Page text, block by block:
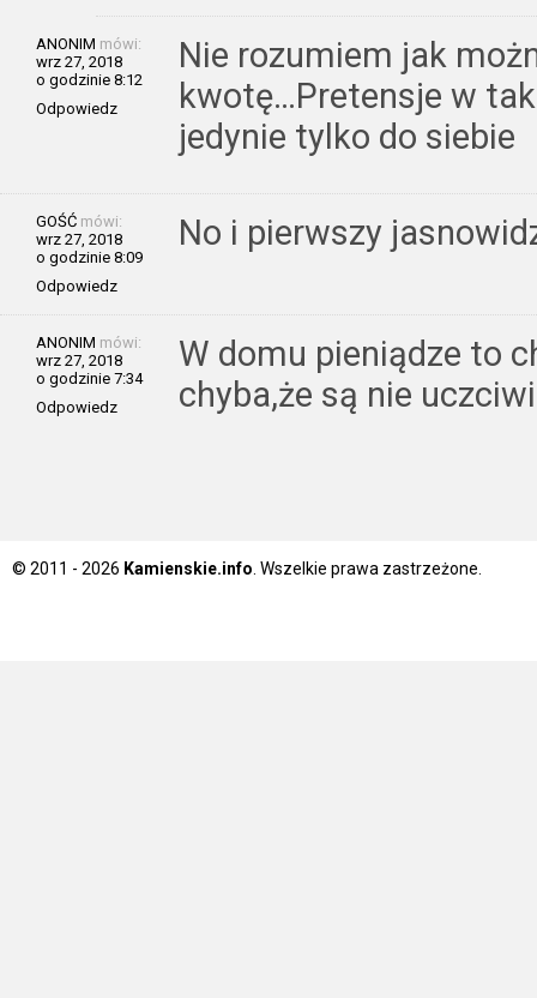
ANONIM mówi:
wrz 27, 2018
o godzinie 8:12
Odpowiedz
Nie rozumiem jak
kwotę…Pretensje w
jedynie tylko do siebie
GOŚĆ mówi:
wrz 27, 2018
o godzinie 8:09
Odpowiedz
No i pierwszy
ANONIM mówi:
wrz 27, 2018
o godzinie 7:34
Odpowiedz
W domu pieniądze to
chyba,że są nie
© 2011 - 2026 Kamienskie.info . Wszelkie prawa zastrzeżone.